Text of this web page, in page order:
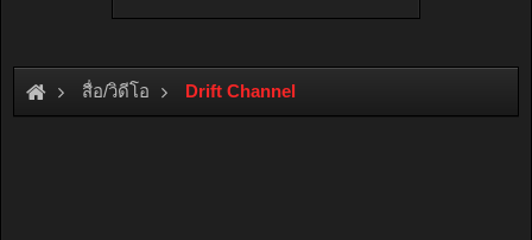
สื่อ/วิดีโอ Drift Channel